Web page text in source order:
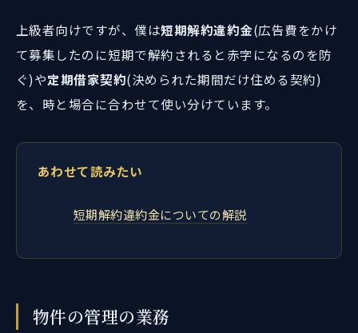
上級者向けですが、僕は短期解約違約金(広告費をかけ
て募集したのに短期で解約されると赤字になるのを防
ぐ)や定期借家契約(決められた期間だけ住める契約)
を、時と場合に合わせて使い分けています。
あわせて読みたい
短期解約違約金についての解説
物件の管理の業務